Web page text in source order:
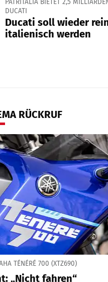
DUCATI
Ducati soll wieder
italienisch werden
RÜCKRUF
TÉNÉRÉ 700 (XTZ690)
„Nicht fahren“